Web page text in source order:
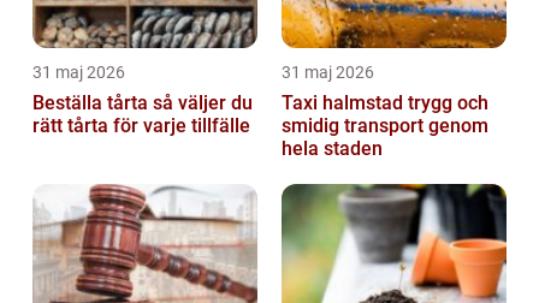
31 maj 2026
Beställa tårta så väljer du
rätt tårta för varje tillfälle
31 maj 2026
Taxi halmstad trygg och
smidig transport genom
hela staden